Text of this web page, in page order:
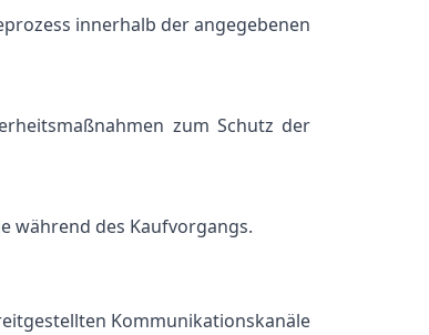
innerhalb der angegebenen
zum Schutz der
während des Kaufvorgangs.
Kommunikationskanäle